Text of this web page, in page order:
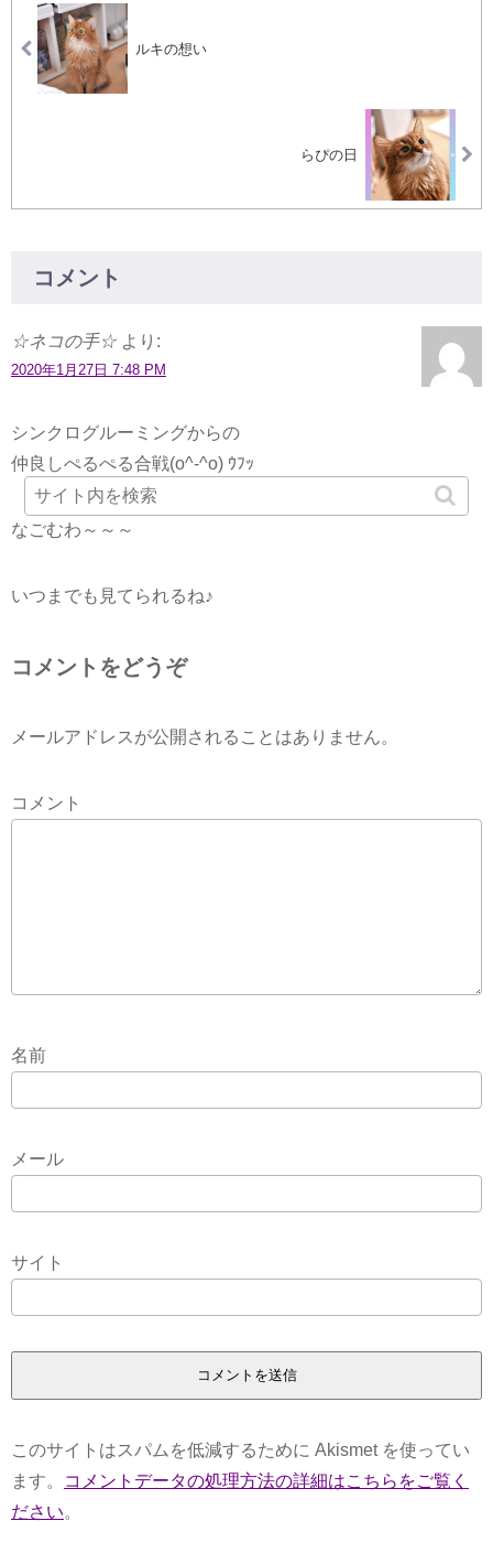
ルキの想い
らぴの日
コメント
☆ネコの手☆ より:
2020年1月27日 7:48 PM
シンクログルーミングからの
仲良しぺるぺる合戦(o^-^o) ｳﾌｯ
なごむわ～～～
いつまでも見てられるね♪
コメントをどうぞ
メールアドレスが公開されることはありません。
コメント
名前
メール
サイト
このサイトはスパムを低減するために Akismet を使ってい
ます。
コメントデータの処理方法の詳細はこちらをご覧く
ださい。